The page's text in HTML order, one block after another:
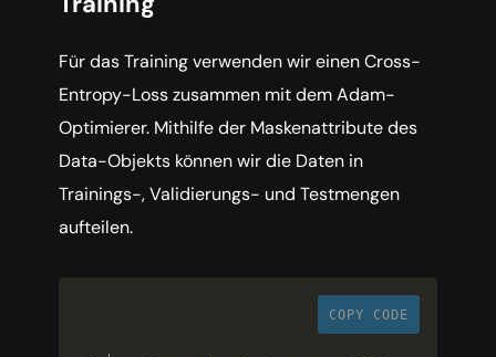
Für das Training verwenden wir einen Cross-
Entropy-Loss zusammen mit dem Adam-
Optimierer. Mithilfe der Maskenattribute des
Data-Objekts können wir die Daten in
Trainings-, Validierungs- und Testmengen
aufteilen.
COPY CODE